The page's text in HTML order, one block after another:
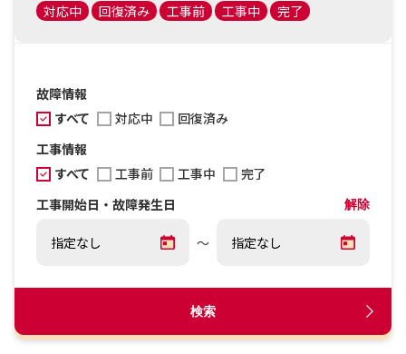
対応中
回復済み 工事前 工事中 完了
故障情報
すべて
対応中
回復済み
工事情報
すべて
工事前 工事中
完了
工事開始日・故障発生日
解除
～
検索